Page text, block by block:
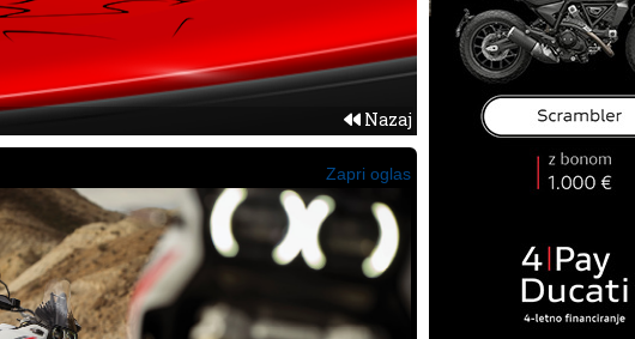
Nazaj
Zapri oglas